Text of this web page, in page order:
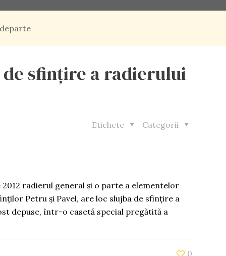
sfințire a radierului
Categorii
Etichete
radierul general și o parte a elementelor
Petru și Pavel, are loc slujba de sfințire a
depuse, într-o casetă special pregătită a
0